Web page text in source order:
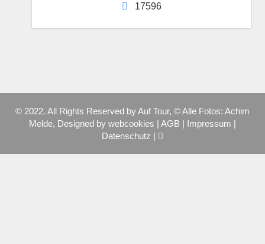
17596
© 2022. All Rights Reserved by Auf Tour, © Alle Fotos: Achim
Melde, Designed by webcookies | AGB | Impressum |
Datenschutz |